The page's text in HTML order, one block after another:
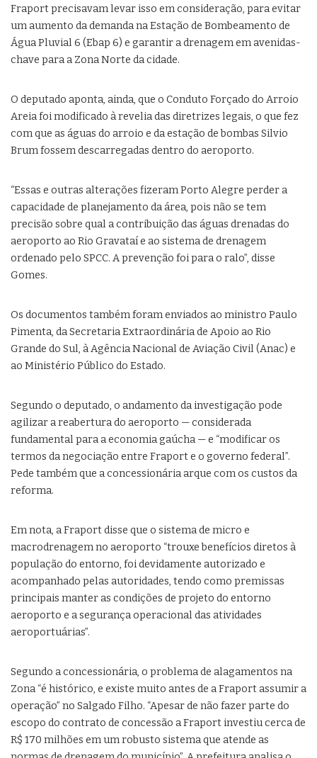
Fraport precisavam levar isso em consideração, para evitar
um aumento da demanda na Estação de Bombeamento de
Água Pluvial 6 (Ebap 6) e garantir a drenagem em avenidas-
chave para a Zona Norte da cidade.
O deputado aponta, ainda, que o Conduto Forçado do Arroio
Areia foi modificado à revelia das diretrizes legais, o que fez
com que as águas do arroio e da estação de bombas Silvio
Brum fossem descarregadas dentro do aeroporto.
“Essas e outras alterações fizeram Porto Alegre perder a
capacidade de planejamento da área, pois não se tem
precisão sobre qual a contribuição das águas drenadas do
aeroporto ao Rio Gravataí e ao sistema de drenagem
ordenado pelo SPCC. A prevenção foi para o ralo”, disse
Gomes.
Os documentos também foram enviados ao ministro Paulo
Pimenta, da Secretaria Extraordinária de Apoio ao Rio
Grande do Sul, à Agência Nacional de Aviação Civil (Anac) e
ao Ministério Público do Estado.
Segundo o deputado, o andamento da investigação pode
agilizar a reabertura do aeroporto — considerada
fundamental para a economia gaúcha — e “modificar os
termos da negociação entre Fraport e o governo federal”.
Pede também que a concessionária arque com os custos da
reforma.
Em nota, a Fraport disse que o sistema de micro e
macrodrenagem no aeroporto “trouxe benefícios diretos à
população do entorno, foi devidamente autorizado e
acompanhado pelas autoridades, tendo como premissas
principais manter as condições de projeto do entorno
aeroporto e a segurança operacional das atividades
aeroportuárias”.
Segundo a concessionária, o problema de alagamentos na
Zona “é histórico, e existe muito antes de a Fraport assumir a
operação” no Salgado Filho. “Apesar de não fazer parte do
escopo do contrato de concessão a Fraport investiu cerca de
R$ 170 milhões em um robusto sistema que atende as